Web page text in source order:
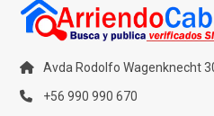
Avda Rodolfo Wagenknecht
+56 990 990 670